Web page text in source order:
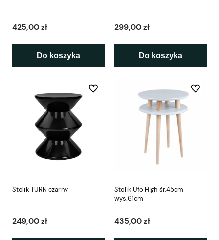
425,00 zł
Do koszyka
299,00 zł
Do koszyka
Stolik TURN czarny
249,00 zł
Do ulubionych
Stolik Ufo High śr.45cm
wys.61cm
435,00 zł
Do